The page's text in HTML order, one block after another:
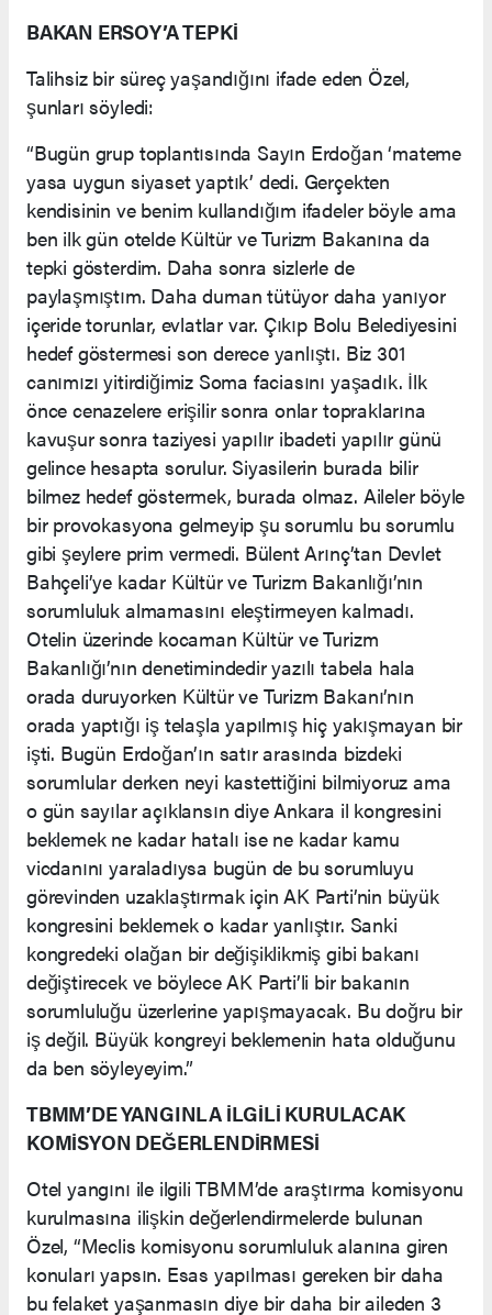
BAKAN ERSOY’A TEPKİ
Talihsiz bir süreç yaşandığını ifade eden Özel,
şunları söyledi:
“Bugün grup toplantısında Sayın Erdoğan ‘mateme
yasa uygun siyaset yaptık’ dedi. Gerçekten
kendisinin ve benim kullandığım ifadeler böyle ama
ben ilk gün otelde Kültür ve Turizm Bakanına da
tepki gösterdim. Daha sonra sizlerle de
paylaşmıştım. Daha duman tütüyor daha yanıyor
içeride torunlar, evlatlar var. Çıkıp Bolu Belediyesini
hedef göstermesi son derece yanlıştı. Biz 301
canımızı yitirdiğimiz Soma faciasını yaşadık. İlk
önce cenazelere erişilir sonra onlar topraklarına
kavuşur sonra taziyesi yapılır ibadeti yapılır günü
gelince hesapta sorulur. Siyasilerin burada bilir
bilmez hedef göstermek, burada olmaz. Aileler böyle
bir provokasyona gelmeyip şu sorumlu bu sorumlu
gibi şeylere prim vermedi. Bülent Arınç’tan Devlet
Bahçeli’ye kadar Kültür ve Turizm Bakanlığı’nın
sorumluluk almamasını eleştirmeyen kalmadı.
Otelin üzerinde kocaman Kültür ve Turizm
Bakanlığı’nın denetimindedir yazılı tabela hala
orada duruyorken Kültür ve Turizm Bakanı’nın
orada yaptığı iş telaşla yapılmış hiç yakışmayan bir
işti. Bugün Erdoğan’ın satır arasında bizdeki
sorumlular derken neyi kastettiğini bilmiyoruz ama
o gün sayılar açıklansın diye Ankara il kongresini
beklemek ne kadar hatalı ise ne kadar kamu
vicdanını yaraladıysa bugün de bu sorumluyu
görevinden uzaklaştırmak için AK Parti’nin büyük
kongresini beklemek o kadar yanlıştır. Sanki
kongredeki olağan bir değişiklikmiş gibi bakanı
değiştirecek ve böylece AK Parti’li bir bakanın
sorumluluğu üzerlerine yapışmayacak. Bu doğru bir
iş değil. Büyük kongreyi beklemenin hata olduğunu
da ben söyleyeyim.”
TBMM’DE YANGINLA İLGİLİ KURULACAK
KOMİSYON DEĞERLENDİRMESİ
Otel yangını ile ilgili TBMM’de araştırma komisyonu
kurulmasına ilişkin değerlendirmelerde bulunan
Özel, “Meclis komisyonu sorumluluk alanına giren
konuları yapsın. Esas yapılması gereken bir daha
bu felaket yaşanmasın diye bir daha bir aileden 3